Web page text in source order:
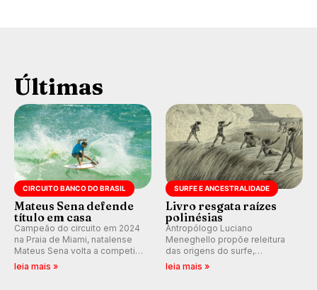
Últimas
CIRCUITO BANCO DO BRASIL
Mateus Sena defende
título em casa
Campeão do circuito em 2024
na Praia de Miami, natalense
Mateus Sena volta a competir
em casa em busca de manter a
leia mais »
SURFE E ANCESTRALIDADE
Livro resgata raízes
polinésias
Antropólogo Luciano
Meneghello propõe releitura
das origens do surfe,
resgatando a cultura polinésia
leia mais »